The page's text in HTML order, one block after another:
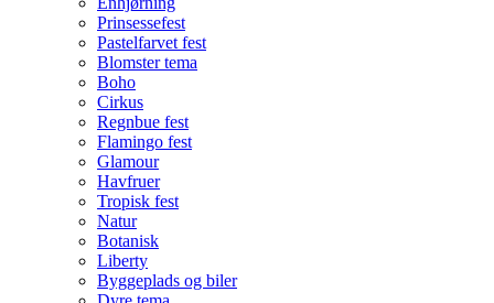
Prinsessefest
Pastelfarvet fest
Blomster tema
Boho
Cirkus
Regnbue fest
Flamingo fest
Glamour
Havfruer
Tropisk fest
Natur
Botanisk
Liberty
Byggeplads og biler